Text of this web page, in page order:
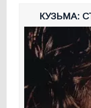
КУЗЬМА: